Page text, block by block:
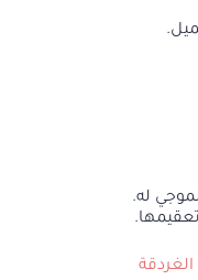
له.